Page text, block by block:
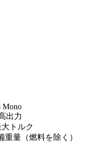
Mono
出力
トルク
重量（燃料を除く）